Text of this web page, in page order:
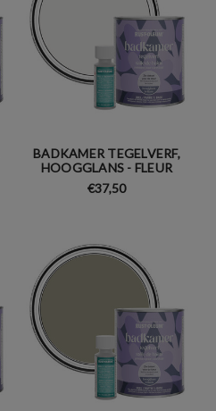
BADKAMER TEGELVERF,
HOOGGLANS - FLEUR
€37,50